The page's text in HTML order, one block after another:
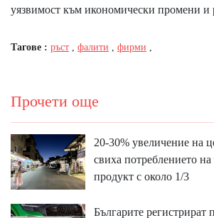
уязвимост към икономически промени и
Тагове : ръст , фалити , фирми ,
Прочети още
20-30% увеличение на
свиха потреблението
продукт с около 1/3
Бългapитe peгиcтpиpaт